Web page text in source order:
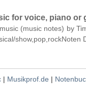
for voice, piano or
(music notes) by
show,pop,rockNoten
| Musikprof.de |